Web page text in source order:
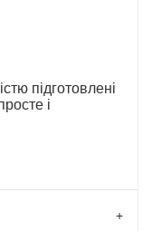
підготовлені
і